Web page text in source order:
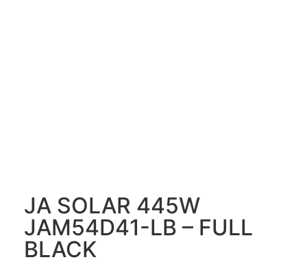
JA SOLAR 445W
JAM54D41-LB – FULL
BLACK